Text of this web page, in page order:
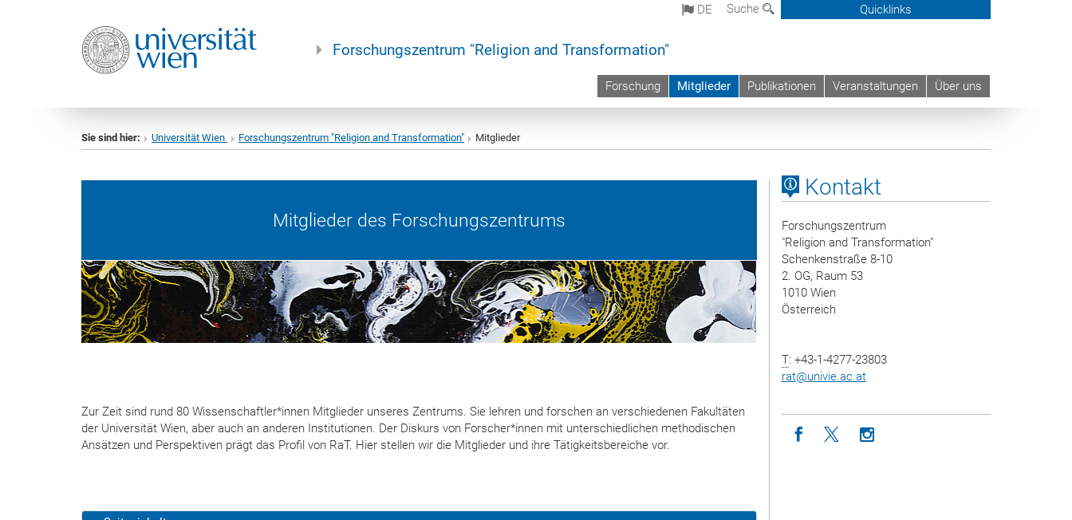
DE Suche Quicklinks
Forschungszentrum "Religion and Transformation"
Forschung Mitglieder Publikationen Veranstaltungen Über uns
Sie sind hier: Universität Wien Forschungszentrum "Religion and Transformation" Mitglieder
Mitglieder des Forschungszentrums
Zur Zeit sind rund 80 Wissenschaftler*innen Mitglieder unseres Zentrums. Sie lehren und forschen an verschiedenen Fakultäten
der Universität Wien, aber auch an anderen Institutionen. Der Diskurs von Forscher*innen mit unterschiedlichen methodischen
Ansätzen und Perspektiven prägt das Profil von RaT. Hier stellen wir die Mitglieder und ihre Tätigkeitsbereiche vor.
Kontakt
Forschungszentrum
"Religion and Transformation"
Schenkenstraße 8-10
2. OG, Raum 53
1010 Wien
Österreich
T: +43-1-4277-23803
rat@univie.ac.at
Icon facebook
Icon twitter
Icon instagram